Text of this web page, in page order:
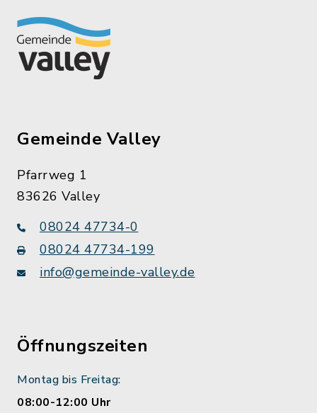
Gemeinde Valley
Pfarrweg 1
83626 Valley
08024 47734-0
08024 47734-199
info@gemeinde-valley.de
Öffnungszeiten
Montag bis Freitag:
08:00-12:00 Uhr